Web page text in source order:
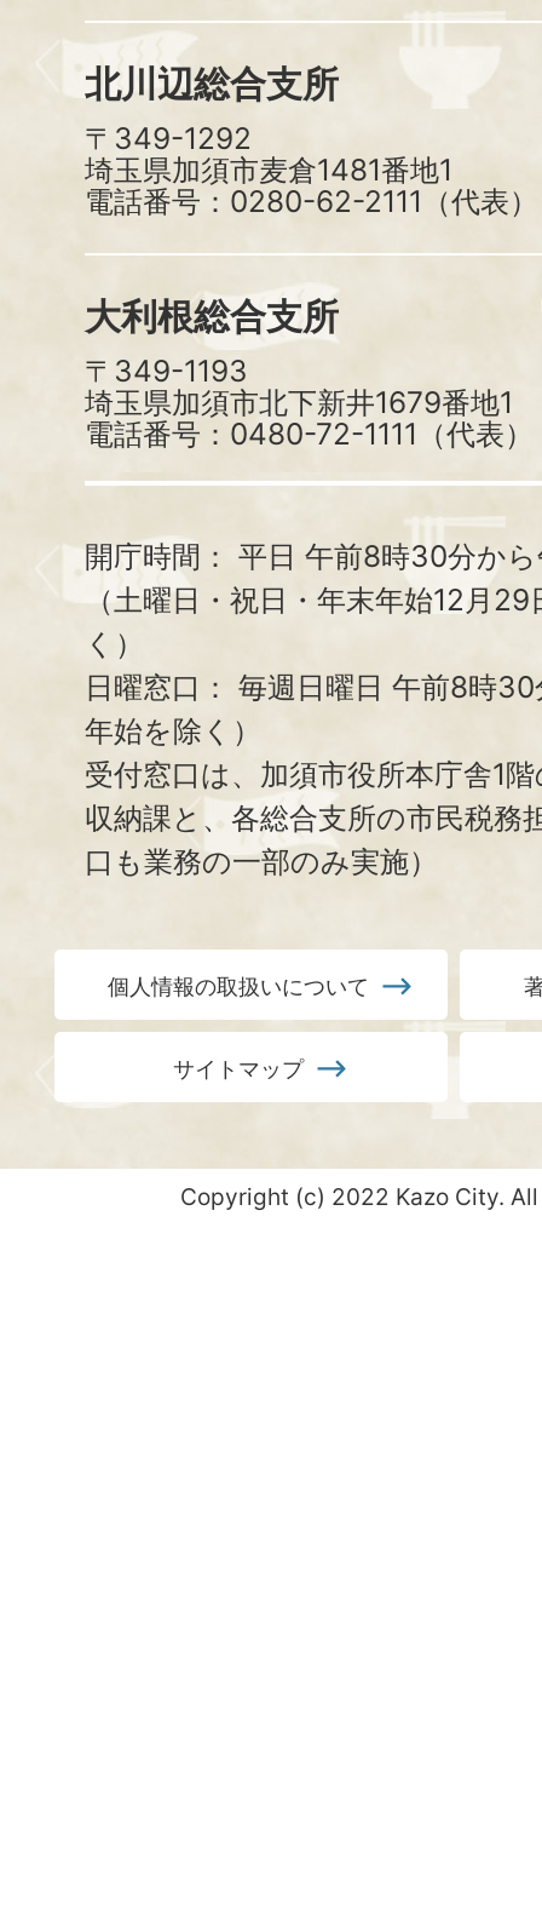
北川辺総合支所
〒349-1292
埼玉県加須市麦倉1481番地1
電話番号：0280-62-2111（代表）
大利根総合支所
〒349-1193
埼玉県加須市北下新井1679番地1
電話番号：0480-72-1111（代表）
開庁時間： 平日 午前8時30分か
（土曜日・祝日・年末年始12月
く）
日曜窓口： 毎週日曜日 午前8時
年始を除く）
受付窓口は、加須市役所本庁舎1
収納課と、 各総合支所の市民税務
口も業務の一部のみ実施）
個人情報の取扱いについて
サイトマップ
Copyright (c) 2022 Kazo City.